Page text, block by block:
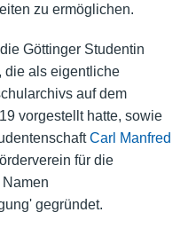
zu ermöglichen.
Göttinger Studentin
die als eigentliche
auf dem
vorgestellt hatte, sowie
Carl Manfred
für die
gegründet.